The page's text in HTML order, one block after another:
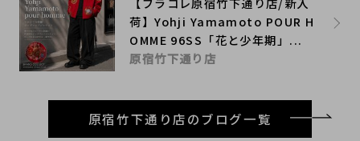
荷】Yohji Yamamoto POUR H
OMME 96SS「花と少年期」...
原宿竹下通り店
原宿竹下通り店のブログ一覧